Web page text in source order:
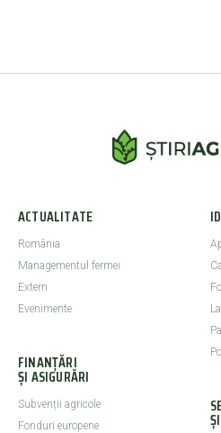
ACTUALITATE
România
Managementul fermei
Extern
Evenimente
FINANȚĂRI
ȘI ASIGURĂRI
Subvenții agricole
Fonduri europene